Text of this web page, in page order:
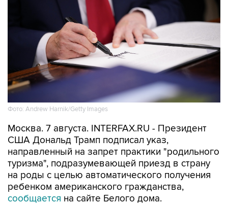
Фото: Andrew Harnik/Getty Images
Москва. 7 августа. INTERFAX.RU - Президент
США Дональд Трамп подписал указ,
направленный на запрет практики "родильного
туризма", подразумевающей приезд в страну
на роды с целью автоматического получения
ребенком американского гражданства,
сообщается на сайте Белого дома.